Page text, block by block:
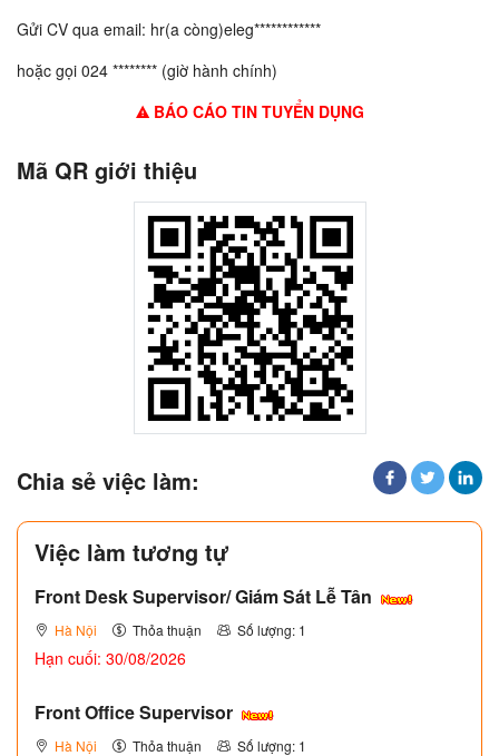
Gửi CV qua email: hr(a còng)eleg************
hoặc gọi 024 ******** (giờ hành chính)
BÁO CÁO TIN TUYỂN DỤNG
Mã QR giới thiệu
Chia sẻ việc làm:
Việc làm tương tự
Front Desk Supervisor/ Giám Sát Lễ Tân
Hà Nội Thỏa thuận Số lượng: 1
Hạn cuối: 30/08/2026
Front Office Supervisor
Hà Nội Thỏa thuận Số lượng: 1